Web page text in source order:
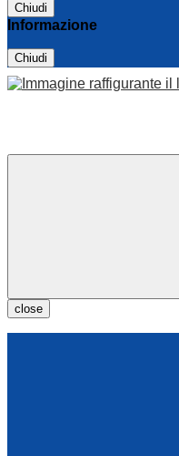
Chiudi
Informazione
Chiudi
close